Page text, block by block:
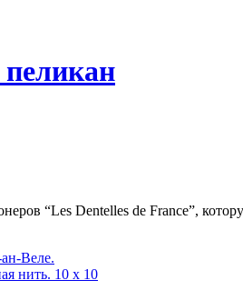
“Les Dentelles de France”,